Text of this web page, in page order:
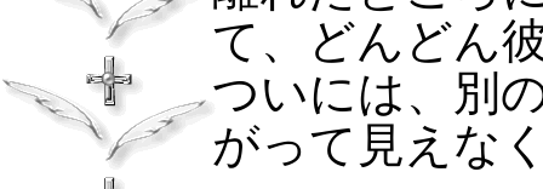
て、どんどん
ついには、別
がって見えな